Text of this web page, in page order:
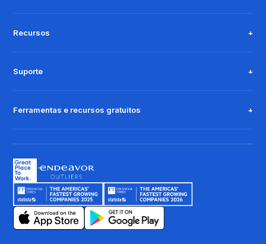
Recursos
Suporte
Ferramentas e recursos gratuitos